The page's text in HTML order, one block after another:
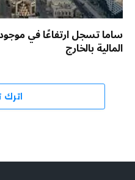
ساما تسجل ارتفاعًا في
المالية بالخارج
اترك